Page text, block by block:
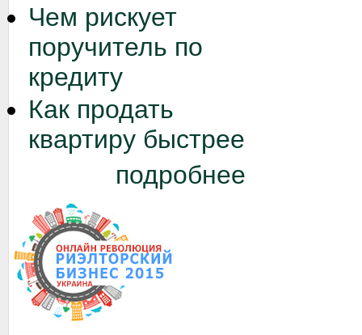
Чем рискует
поручитель по
кредиту
Как продать
квартиру быстрее
подробнее